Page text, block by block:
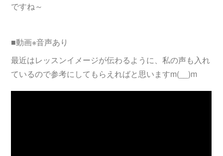
ですね～
■動画※音声あり
最近はレッスンイメージが伝わるように、私の声も入れ
ているので参考にしてもらえればと思いますm(__)m